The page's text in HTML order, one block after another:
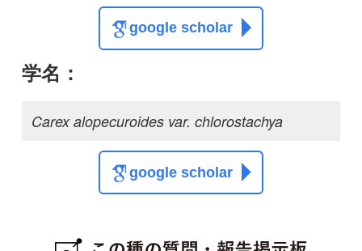
スレッド
この種の写真を募集中です！お寄せください！
投稿する